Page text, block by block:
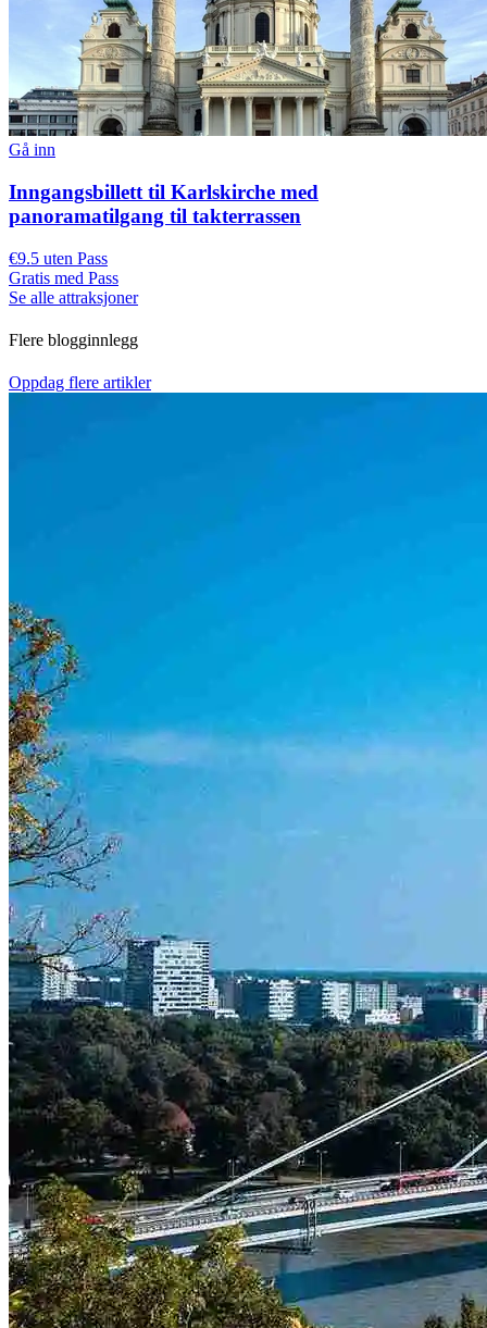
Gå inn
Inngangsbillett til Karlskirche med
panoramatilgang til takterrassen
€9.5 uten Pass
Gratis med Pass
Se alle attraksjoner
Flere blogginnlegg
Oppdag flere artikler